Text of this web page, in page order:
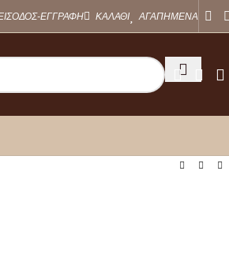
ΕΓΓΡΑΦΗ ΚΑΛΑΘΙ ΑΓΑΠΗΜΕΝΑ